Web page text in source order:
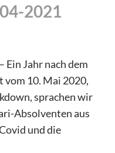
2021
Ein Jahr nach dem
vom 10. Mai 2020,
sprachen wir
Absolventen aus
und die